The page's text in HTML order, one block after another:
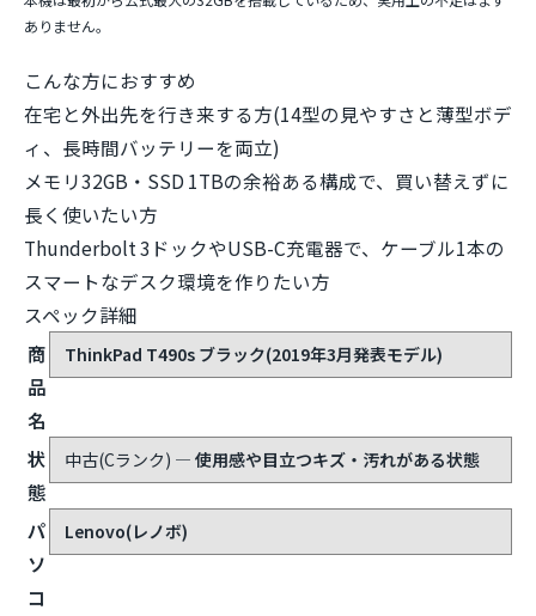
ありません。
こんな方におすすめ
在宅と外出先を行き来する方(14型の見やすさと薄型ボデ
ィ、長時間バッテリーを両立)
メモリ32GB・SSD 1TBの余裕ある構成で、買い替えずに
長く使いたい方
Thunderbolt 3ドックやUSB-C充電器で、ケーブル1本の
スマートなデスク環境を作りたい方
スペック詳細
商
品
名
ThinkPad T490s ブラック(2019年3月発表モデル)
状
態
中古(Cランク) — 使用感や目立つキズ・汚れがある状態
パ
ソ
コ
Lenovo(レノボ)